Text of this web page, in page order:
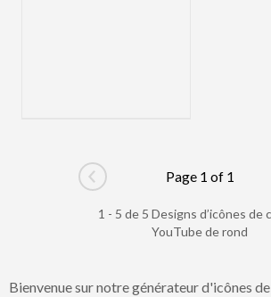
Go to previous page
Page 1 of 1
1 - 5 de 5 Designs d’icônes de
YouTube de rond
Bienvenue sur notre générateur d'icônes